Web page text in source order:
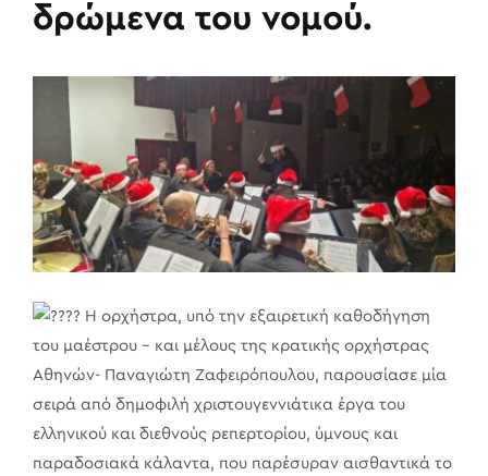
δρώμενα του νομού.
Η ορχήστρα, υπό την εξαιρετική καθοδήγηση
του μαέστρου – και μέλους της κρατικής ορχήστρας
Αθηνών- Παναγιώτη Ζαφειρόπουλου, παρουσίασε μία
σειρά από δημοφιλή χριστουγεννιάτικα έργα του
ελληνικού και διεθνούς ρεπερτορίου, ύμνους και
παραδοσιακά κάλαντα, που παρέσυραν αισθαντικά το